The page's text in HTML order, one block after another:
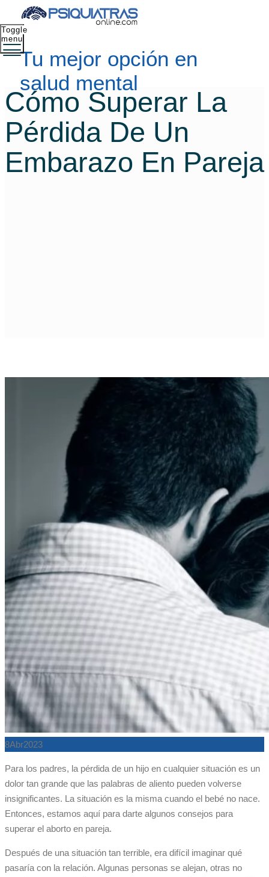
Tu mejor opción en
salud mental
Toggle
menu
Cómo Superar La
Pérdida De Un
Embarazo En Pareja
8Abr2023
Para los padres, la pérdida de un hijo en cualquier situación es un
dolor tan grande que las palabras de aliento pueden volverse
insignificantes. La situación es la misma cuando el bebé no nace.
Entonces, estamos aquí para darte algunos consejos para
superar el aborto en pareja.
Después de una situación tan terrible, era difícil imaginar qué
pasaría con la relación. Algunas personas se alejan, otras no